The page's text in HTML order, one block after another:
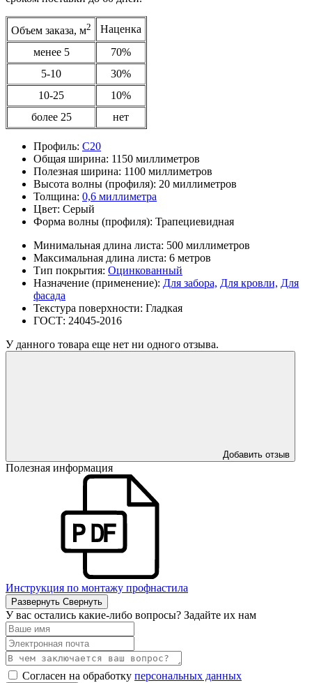
Объем заказа, м2
Наценка
менее 5
70%
5-10
30%
10-25
10%
более 25
нет
Профиль: С20
Общая ширина: 1150 миллиметров
Полезная ширина: 1100 миллиметров
Высота волны (профиля): 20 миллиметров
Толщина: 0,6 миллиметра
Цвет: Серый
Форма волны (профиля): Трапециевидная
Минимальная длина листа: 500 миллиметров
Максимальная длина листа: 6 метров
Тип покрытия: Оцинкованный
Назначение (применение): Для забора, Для кровли, Для
фасада
Текстура поверхности: Гладкая
ГОСТ: 24045-2016
У данного товара еще нет ни одного отзыва.
Добавить отзыв
Полезная информация
Инструкция по монтажу профнастила
Развернуть Свернуть
У вас остались какие-либо вопросы? Задайте их нам
Согласен на обработку персональных данных